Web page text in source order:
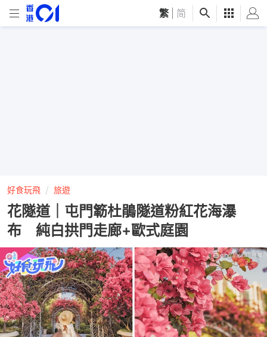
繁 简
好食玩飛 旅遊
花隧道｜屯門簕杜鵑隧道粉紅花海瀑
布 純白拱門走廊+歐式庭園